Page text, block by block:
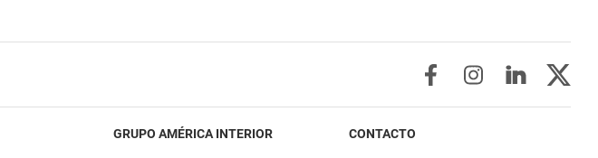
GRUPO AMÉRICA INTERIOR CONTACTO